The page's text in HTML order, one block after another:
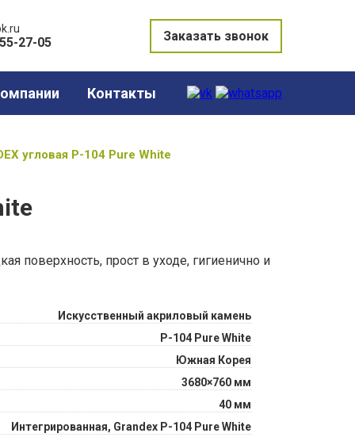
27-05 Заказать звонок
Контакты
угловая Р-104 Pure White
поверхность, прост в уходе, гигиенично и
Искусственный акриловый камень
Р-104 Pure White
Южная Корея
3680×760 мм
40 мм
Интегрированная, Grandex Р-104 Pure White